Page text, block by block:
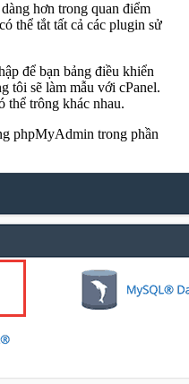
hơn trong quan điểm
thể tắt tất cả các plugin sử
để bạn bảng điều khiển
tôi sẽ làm mẫu với cPanel.
thể trông khác nhau.
phpMyAdmin trong phần